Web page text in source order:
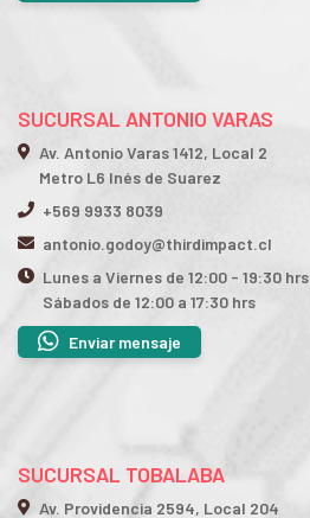
SUCURSAL ANTONIO VARAS
Av. Antonio Varas 1412, Local 2
Metro L6 Inés de Suarez
+569 9933 8039
antonio.godoy@thirdimpact.cl
Lunes a Viernes de 12:00 - 19:30 hrs
Sábados de 12:00 a 17:30 hrs
Enviar mensaje
SUCURSAL TOBALABA
Av. Providencia 2594, Local 204